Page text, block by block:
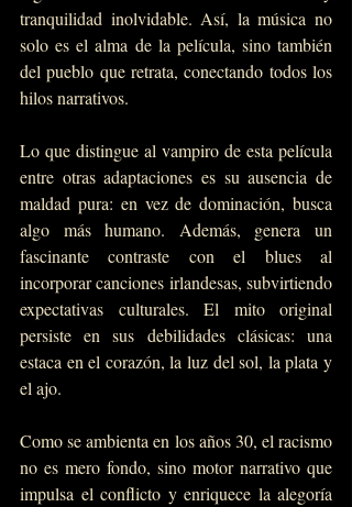
tranquilidad inolvidable. Así, la música no
solo es el alma de la película, sino también
del pueblo que retrata, conectando todos los
hilos narrativos.
Lo que distingue al vampiro de esta película
entre otras adaptaciones es su ausencia de
maldad pura: en vez de dominación, busca
algo más humano. Además, genera un
fascinante contraste con el blues al
incorporar canciones irlandesas, subvirtiendo
expectativas culturales. El mito original
persiste en sus debilidades clásicas: una
estaca en el corazón, la luz del sol, la plata y
el ajo.
Como se ambienta en los años 30, el racismo
no es mero fondo, sino motor narrativo que
impulsa el conflicto y enriquece la alegoría